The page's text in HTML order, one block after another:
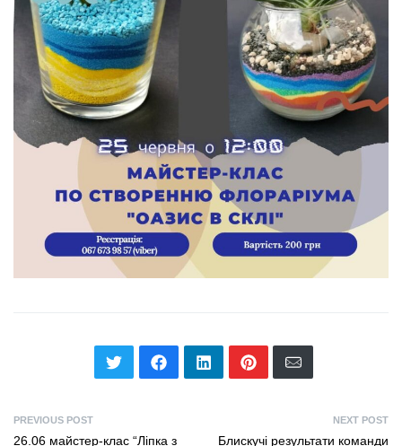
PREVIOUS POST
26.06 майстер-клас “Ліпка з
NEXT POST
Блискучі результати команди